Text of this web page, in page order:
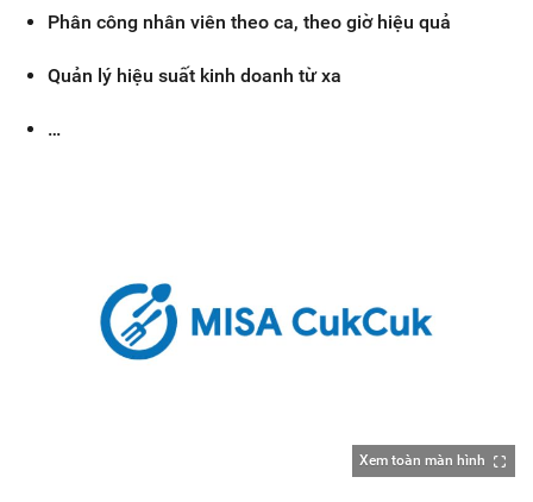
Phân công nhân viên theo ca, theo giờ hiệu quả
Quản lý hiệu suất kinh doanh từ xa
…
Xem toàn màn hình